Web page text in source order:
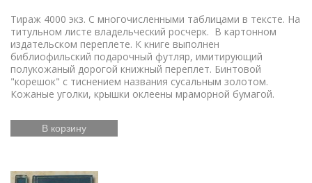
Тираж 4000 экз. С многочисленными таблицами в тексте. На
титульном листе владельческий росчерк. В картонном
издательском переплете. К книге выполнен
библиофильский подарочный футляр, имитирующий
полукожаный дорогой книжный переплет. Бинтовой
"корешок" с тиснением названия сусальным золотом.
Кожаные уголки, крышки оклеены мраморной бумагой.
В корзину